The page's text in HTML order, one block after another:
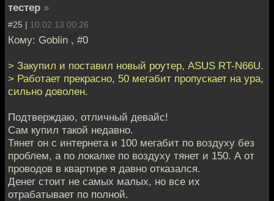
тестер »
#25 | 10.02.13 00:26
Кому: Goblin , #0
> Закупил и поставил новый роутер, ASUS RT-N66U.
> Работает прекрасно, 50 мегабит пропускает на ура,
сильно доволен.
Подтверждаю, отличный девайс!
Сам купил такой недавно.
Тянет он с интернета и 100 мегабит по воздуху без
проблем, а по локалке по воздуху тянет и 150. А от
проводов в квартире я давно отказался.
Денег стоит не самых малых, но все их
отрабатывает по полной.